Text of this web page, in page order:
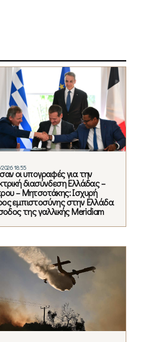
18:55
οι υπογραφές για την
διασύνδεση Ελλάδας –
– Μητσοτάκης: Ισχυρή
εμπιστοσύνης στην Ελλάδα
της γαλλικής Meridiam